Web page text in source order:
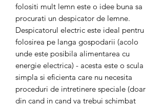
folositi mult lemn este o idee buna sa
procurati un despicator de lemne.
Despicatorul electric este ideal pentru
folosirea pe langa gospodarii (acolo
unde este posibila alimentarea cu
energie electrica) - acesta este o scula
simpla si eficienta care nu necesita
proceduri de intretinere speciale (doar
din cand in cand va trebui schimbat